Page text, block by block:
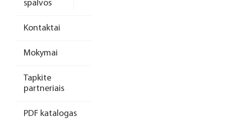
spalvos
Kontaktai
Mokymai
Tapkite
partneriais
PDF katalogas